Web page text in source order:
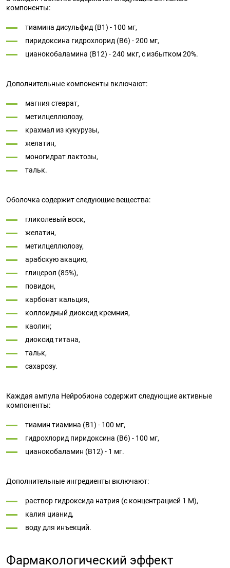
компоненты:
тиамина дисульфид (В1) - 100 мг,
пиридоксина гидрохлорид (В6) - 200 мг,
цианокобаламина (В12) - 240 мкг, с избытком 20%.
Дополнительные компоненты включают:
магния стеарат,
метилцеллюлозу,
крахмал из кукурузы,
желатин,
моногидрат лактозы,
тальк.
Оболочка содержит следующие вещества:
гликолевый воск,
желатин,
метилцеллюлозу,
арабскую акацию,
глицерол (85%),
повидон,
карбонат кальция,
коллоидный диоксид кремния,
каолин;
диоксид титана,
тальк,
сахарозу.
Каждая ампула Нейробиона содержит следующие активные
компоненты:
тиамин тиамина (В1) - 100 мг,
гидрохлорид пиридоксина (В6) - 100 мг,
цианокобаламин (В12) - 1 мг.
Дополнительные ингредиенты включают:
раствор гидроксида натрия (с концентрацией 1 М),
калия цианид,
воду для инъекций.
Фармакологический эффект